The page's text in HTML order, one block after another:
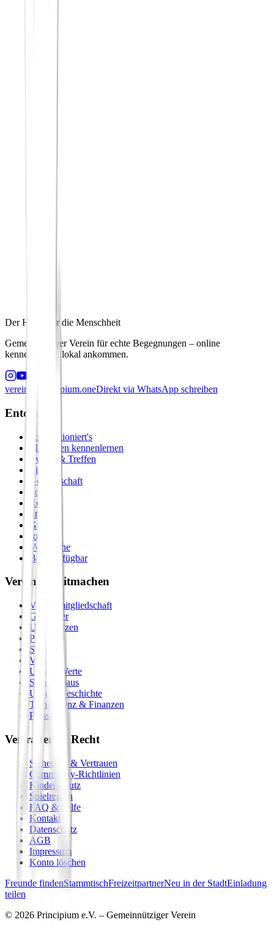
Der Hafen für die Menschheit
Gemeinnütziger Verein für echte Begegnungen – online
kennenlernen, lokal ankommen.
verein@principium.oneDirekt via WhatsApp schreiben
Entdecken
So funktioniert's
Menschen kennenlernen
Events & Treffen
Zirkel
Gemeinschaft
Formate
Retreats
Städte
Galerie
Journal
Vergleiche
Bald verfügbar
Verein & Mitmachen
Vereinsmitgliedschaft
Gastgeber
Unterstützen
Premium
Shop
Vision
Unsere Werte
Seminarhaus
Unsere Geschichte
Transparenz & Finanzen
Presse
Vertrauen & Recht
Sicherheit & Vertrauen
Community-Richtlinien
Kinderschutz
Spielregeln
FAQ & Hilfe
Kontakt
Datenschutz
AGB
Impressum
Konto löschen
Freunde findenStammtischFreizeitpartnerNeu in der StadtEinladung
teilen
© 2026 Principium e.V. – Gemeinnütziger Verein